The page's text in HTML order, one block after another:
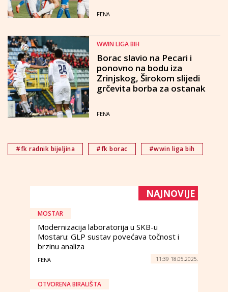
FENA
WWIN LIGA BIH
Borac slavio na Pecari i
ponovno na bodu iza
Zrinjskog, Širokom slijedi
grčevita borba za ostanak
FENA
#fk radnik bijeljina #fk borac #wwin liga bih
NAJNOVIJE
MOSTAR
Modernizacija laboratorija u SKB-u
Mostaru: GLP sustav povećava točnost i
brzinu analiza
FENA 11:39 18.05.2025.
OTVORENA BIRALIŠTA